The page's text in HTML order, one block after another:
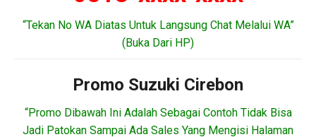
“Tekan No WA Diatas Untuk Langsung Chat Melalui WA”
(Buka Dari HP)
Promo Suzuki Cirebon
“Promo Dibawah Ini Adalah Sebagai Contoh Tidak Bisa
Jadi Patokan Sampai Ada Sales Yang Mengisi Halaman